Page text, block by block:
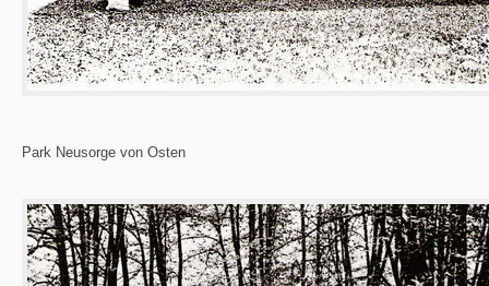
Park Neusorge von Osten